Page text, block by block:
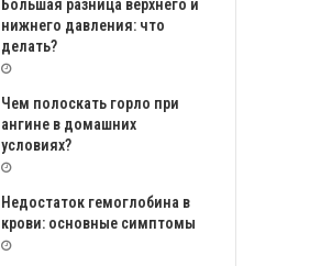
Большая разница верхнего и
нижнего давления: что
делать?
Чем полоскать горло при
ангине в домашних
условиях?
Недостаток гемоглобина в
крови: основные симптомы